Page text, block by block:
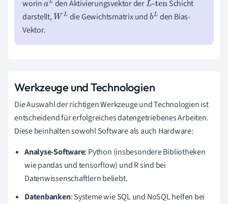
worinaL den Aktivierungsvektor derL-ten
Schicht
darstellt, WL die Gewichtsmatrix undbLden Bias-
Vektor.
Werkzeuge und Technologien
Die Auswahl der richtigen Werkzeuge und Technologien ist
entscheidend für erfolgreiches datengetriebenes Arbeiten.
Diese beinhalten sowohl Software als auch Hardware:
Analyse-Software: Python (insbesondere Bibliotheken
wie pandas und tensorflow) und R sind bei
Datenwissenschaftlern beliebt.
Datenbanken: Systeme wie SQL und NoSQL helfen bei